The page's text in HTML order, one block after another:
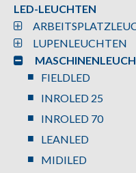
LED-LEUCHTEN
LUPENLEUCHTEN
FIELDLED
INROLED 25
INROLED 70
LEANLED
MIDILED